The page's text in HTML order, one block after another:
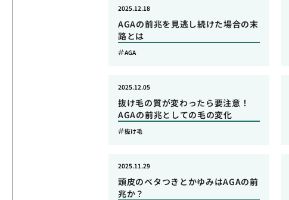
AGAの前兆を見逃し続けた場合の末
路とは
2025.12.18
AGA
抜け毛の質が変わったら要注意！
AGAの前兆としての毛の変化
2025.12.05
抜け毛
頭皮のベタつきとかゆみはAGAの前
兆か？
2025.11.29